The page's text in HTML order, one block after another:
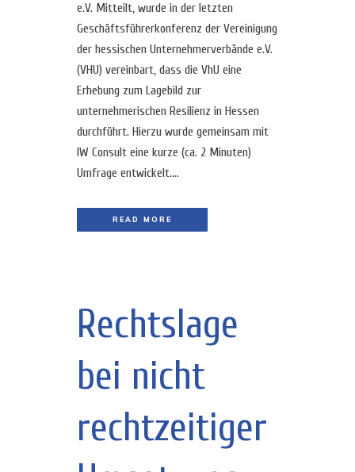
e.V. Mitteilt, wurde in der letzten
Geschäftsführerkonferenz der Vereinigung
der hessischen Unternehmerverbände e.V.
(VHU) vereinbart, dass die VhU eine
Erhebung zum Lagebild zur
unternehmerischen Resilienz in Hessen
durchführt. Hierzu wurde gemeinsam mit
IW Consult eine kurze (ca. 2 Minuten)
Umfrage entwickelt....
READ MORE
Rechtslage
bei nicht
rechtzeitiger